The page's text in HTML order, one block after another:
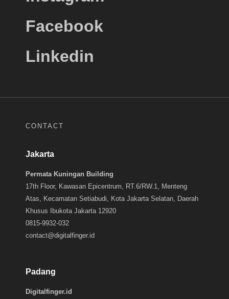
Facebook
Linkedin
CONTACT
Jakarta
Permata Kuningan Building
17th Floor, Kawasan Epicentrum, RT.6/RW.1, Menteng
Atas, Kecamatan Setiabudi, Kota Jakarta Selatan, Daerah
Khusus Ibukota Jakarta 12920
0815-9932-032
contact@digitalfinger.id
Padang
Digitalfinger.id